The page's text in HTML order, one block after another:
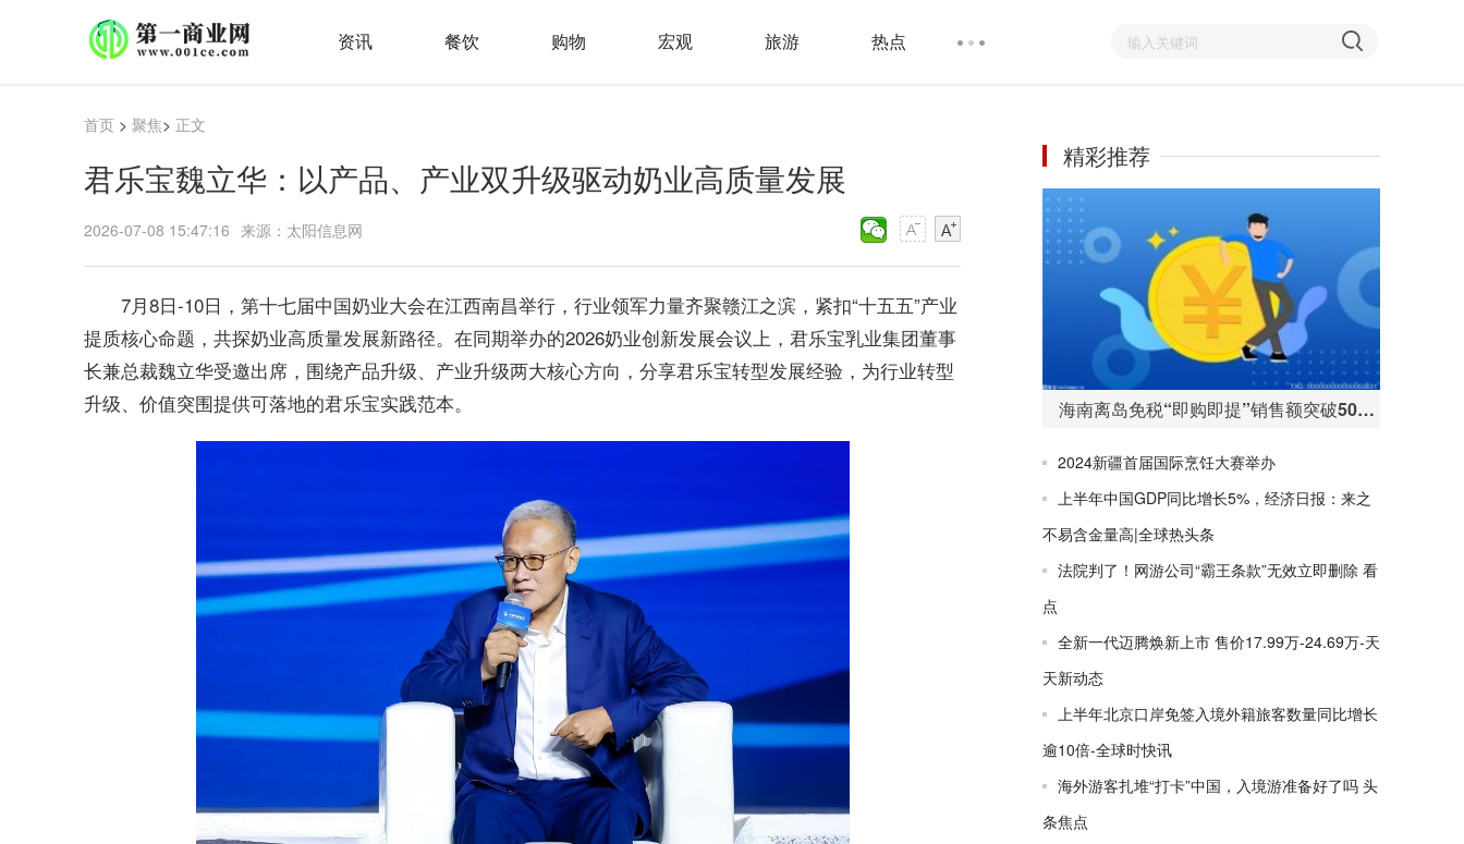
资讯 餐饮 购物 宏观 旅游 热点
首页 > 聚焦> 正文
君乐宝魏立华：以产品、产业双升级驱动奶业高质量发展
2026-07-08 15:47:16 来源：太阳信息网
7月8日-10日，第十七届中国奶业大会在江西南昌举行，行业领军力量齐聚赣江之滨，紧扣“十五五”产业
提质核心命题，共探奶业高质量发展新路径。在同期举办的2026奶业创新发展会议上，君乐宝乳业集团董事
长兼总裁魏立华受邀出席，围绕产品升级、产业升级两大核心方向，分享君乐宝转型发展经验，为行业转型
升级、价值突围提供可落地的君乐宝实践范本。
精彩推荐
海南离岛免税“即购即提”销售额突破50亿元 购物人数255万人次
2024新疆首届国际烹饪大赛举办
上半年中国GDP同比增长5%，经济日报：来之
不易含金量高|全球热头条
法院判了！网游公司“霸王条款”无效立即删除 看
点
全新一代迈腾焕新上市 售价17.99万-24.69万-天
天新动态
上半年北京口岸免签入境外籍旅客数量同比增长
逾10倍-全球时快讯
海外游客扎堆“打卡”中国，入境游准备好了吗 头
条焦点